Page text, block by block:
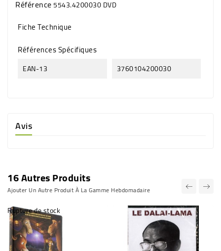
Référence5543.4200030 DVD
Fiche Technique
Références Spécifiques
EAN-13 3760104200030
Avis
16 Autres Produits
Ajouter Un Autre Produit À La Gamme Hebdomadaire
Rupture de stock